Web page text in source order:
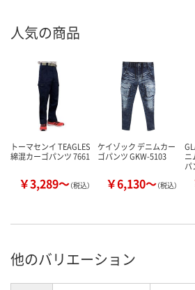
人気の商品
トーマセンイ TEAGLES
綿混カーゴパンツ 7661
￥3,289～（税込）
ケイゾック デニムカー
ゴパンツ GKW-5103
￥6,130～（税込）
ニ
他のバリエーション